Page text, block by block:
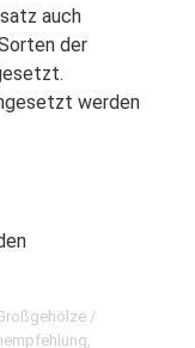
auch
der
werden
/
,